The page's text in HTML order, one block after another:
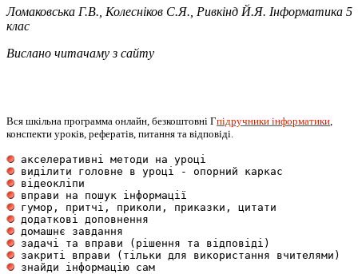
Ломаковська Г.В., Колесніков С.Я., Ривкінд Й.Я. Інформатика 5
клас
Вислано читачаму з сайту
Вся шкільна программа онлайн, безкоштовні Гпідручники інформатики
конспекти уроків, рефератів, питання та відповіді.
акселеративні методи на
виділити головне в уроці - опорний
вправи на пошук
гумор, притчі, приколи, приказки,
додаткові
домашнє
задачі та вправи (рішення та
закриті вправи (тільки для використання
знайди інформацію